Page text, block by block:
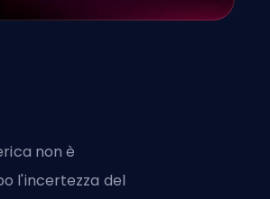
non è
l'incertezza del